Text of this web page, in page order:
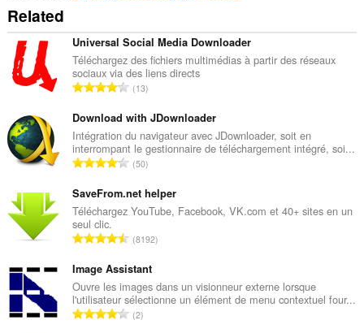
Related
Universal Social Media Downloader
Téléchargez des fichiers multimédias à partir des réseaux
sociaux via des liens directs
N
m
b
r
e
a
x
i
m
a
l
d
'
13
Download with JDownloader
Intégration du navigateur avec JDownloader, soit en
interrompant le gestionnaire de téléchargement intégré, soi...
N
m
b
e
a
x
i
m
50
SaveFrom.net helper
Téléchargez YouTube, Facebook, VK.com et 40+ sites en un
seul clic.
N
m
b
r
e
8192
Image Assistant
Ouvre les images dans un visionneur externe lorsque
l'utilisateur sélectionne un élément de menu contextuel four...
N2